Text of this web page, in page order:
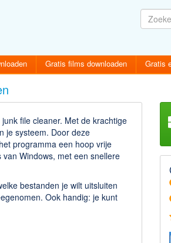
Gratis films downloaden Gratis
Wachtwoord
Activatiemail
Account
file cleaner. Met de krachtige
je systeem. Door deze
programma een hoop vrije
Windows, met een snellere
bestanden je wilt uitsluiten
Ook handig: je kunt